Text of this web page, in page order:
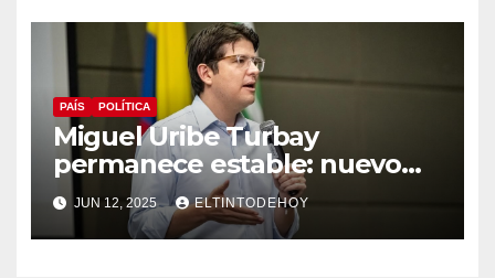
PAÍS POLÍTICA
Miguel Uribe Turbay
permanece estable: nuevo
parte médico de la clínica
Santa Fe
JUN 12, 2025 ELTINTODEHOY